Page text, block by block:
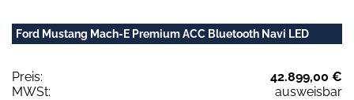
Ford Mustang Mach-E Premium ACC Bluetooth Navi LED
Preis:
42.899,00 €
MWSt:
ausweisbar